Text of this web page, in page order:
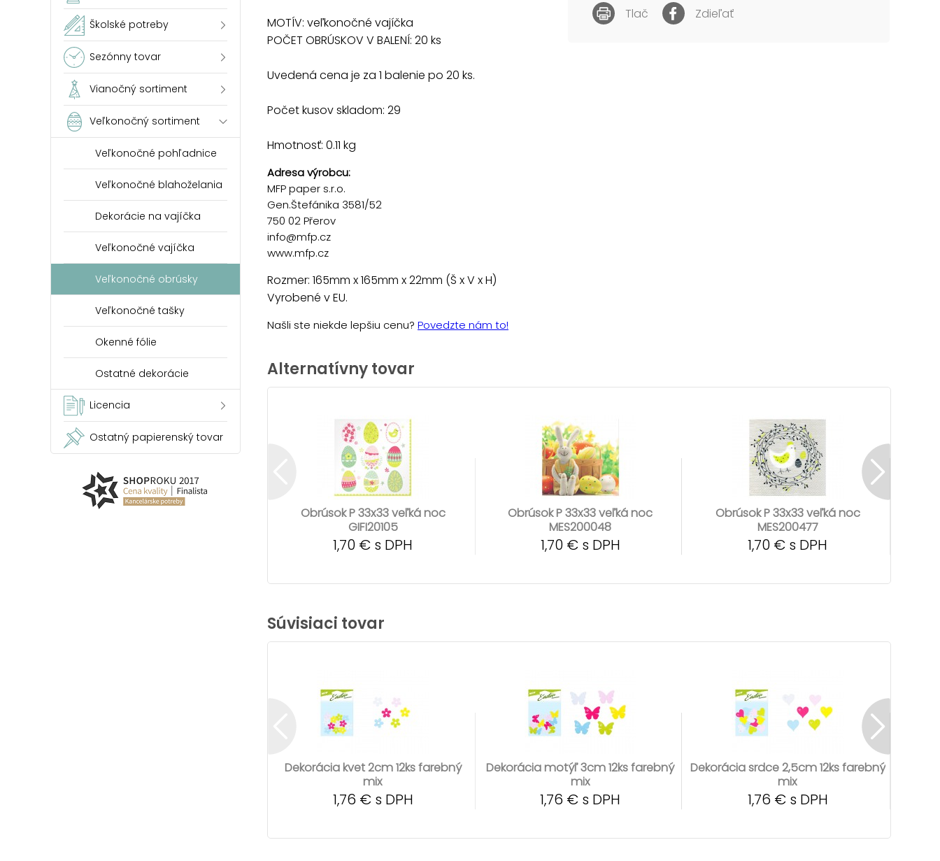
Školské potreby
Sezónny tovar
Vianočný sortiment
Veľkonočný sortiment
Veľkonočné pohľadnice
Veľkonočné blahoželania
Dekorácie na vajíčka
Veľkonočné vajíčka
Veľkonočné obrúsky
Veľkonočné tašky
Okenné fólie
Ostatné dekorácie
Licencia
Ostatný papierenský tovar
MOTÍV: veľkonočné vajíčka
POČET OBRÚSKOV V BALENÍ: 20 ks
Uvedená cena je za 1 balenie po 20 ks.
Počet kusov skladom: 29
Hmotnosť: 0.11 kg
Adresa výrobcu:
MFP paper s.r.o.
Gen.Štefánika 3581/52
750 02 Přerov
info@mfp.cz
www.mfp.cz
Rozmer: 165mm x 165mm x 22mm (Š x V x H)
Vyrobené v EU.
Našli ste niekde lepšiu cenu? Povedzte nám to!
Tlač Zdieľať
Alternatívny tovar
Obrúsok P 33x33 veľká noc
GIFI20105
1,70 € s DPH
Obrúsok P 33x33 veľká noc
MES200048
1,70 € s DPH
Obrúsok P 33x33 veľká noc
MES200477
1,70 € s DPH
Súvisiaci tovar
Dekorácia kvet 2cm 12ks farebný
mix
1,76 € s DPH
Dekorácia motýľ 3cm 12ks farebný
mix
1,76 € s DPH
Dekorácia srdce 2,5cm 12ks farebný
mix
1,76 € s DPH